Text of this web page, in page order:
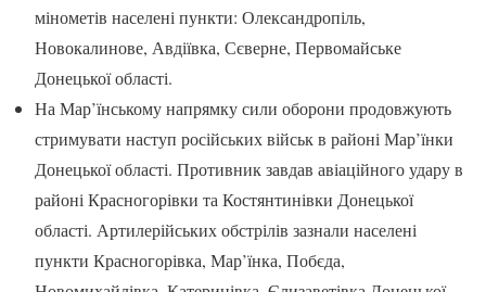
мінометів населені пункти: Олександропіль,
Новокалинове, Авдіївка, Сєверне, Первомайське
Донецької області.
На Мар’їнському напрямку сили оборони продовжують
стримувати наступ російських військ в районі Мар’їнки
Донецької області. Противник завдав авіаційного удару в
районі Красногорівки та Костянтинівки Донецької
області. Артилерійських обстрілів зазнали населені
пункти Красногорівка, Мар’їнка, Побєда,